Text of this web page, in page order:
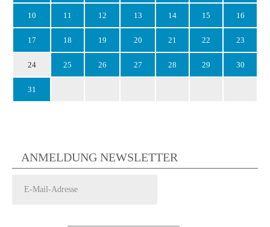
10 11 12 13 14 15 16
17 18 19 20 21 22 23
24 25 26 27 28 29 30
31
ANMELDUNG NEWSLETTER